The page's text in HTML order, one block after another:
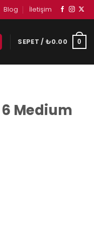
Blog İletişim
SEPET / ₺0.00 0
Medium